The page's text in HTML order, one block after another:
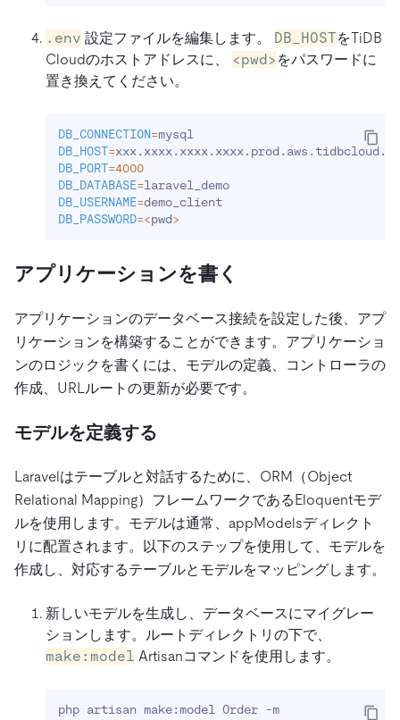
.env 設定ファイルを編集します。 DB_HOSTをTiDB
Cloudのホストアドレスに、 <pwd> をパスワードに
置き換えてください。
DB_CONNECTION=mysql
DB_HOST=
DB_PORT=4000
DB_DATABASE=laravel_demo
DB_USERNAME=demo_client
DB_PASSWORD=<pwd>
アプリケーションを書く
アプリケーションのデータベース接続を設定した後、アプ
リケーションを構築することができます。アプリケーショ
ンのロジックを書くには、モデルの定義、コントローラの
作成、URLルートの更新が必要です。
モデルを定義する
Laravelはテーブルと対話するために、ORM（Object
Relational Mapping）フレームワークであるEloquentモデ
ルを使用します。モデルは通常、appModelsディレクト
リに配置されます。以下のステップを使用して、モデルを
作成し、対応するテーブルとモデルをマッピングします。
新しいモデルを生成し、データベースにマイグレー
ションします。ルートディレクトリの下で、
make:model Artisanコマンドを使用します。
php artisan make:model Order -m